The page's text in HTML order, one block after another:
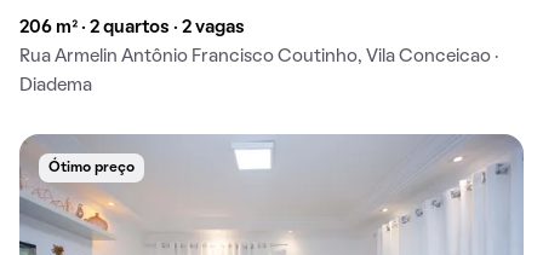
206 m² · 2 quartos · 2 vagas
Rua Armelin Antônio Francisco Coutinho, Vila Conceicao ·
Diadema
Ótimo preço